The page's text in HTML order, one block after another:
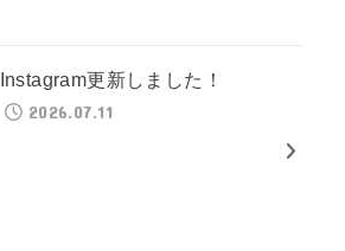
Instagram更新しました！
2026.07.11